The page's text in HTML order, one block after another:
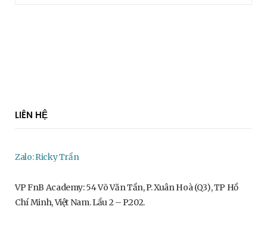
LIÊN HỆ
Zalo: Ricky Trần
VP FnB Academy: 54 Võ Văn Tần, P. Xuân Hoà (Q3), TP Hồ
Chí Minh, Việt Nam. Lầu 2 – P.202.